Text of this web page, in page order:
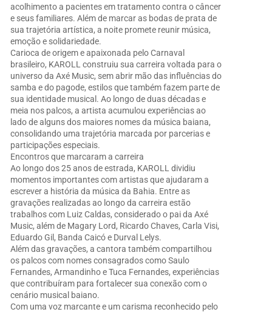
acolhimento a pacientes em tratamento contra o câncer
e seus familiares. Além de marcar as bodas de prata de
sua trajetória artística, a noite promete reunir música,
emoção e solidariedade.
Carioca de origem e apaixonada pelo Carnaval
brasileiro, KAROLL construiu sua carreira voltada para o
universo da Axé Music, sem abrir mão das influências do
samba e do pagode, estilos que também fazem parte de
sua identidade musical. Ao longo de duas décadas e
meia nos palcos, a artista acumulou experiências ao
lado de alguns dos maiores nomes da música baiana,
consolidando uma trajetória marcada por parcerias e
participações especiais.
Encontros que marcaram a carreira
Ao longo dos 25 anos de estrada, KAROLL dividiu
momentos importantes com artistas que ajudaram a
escrever a história da música da Bahia. Entre as
gravações realizadas ao longo da carreira estão
trabalhos com Luiz Caldas, considerado o pai da Axé
Music, além de Magary Lord, Ricardo Chaves, Carla Visi,
Eduardo Gil, Banda Caicó e Durval Lelys.
Além das gravações, a cantora também compartilhou
os palcos com nomes consagrados como Saulo
Fernandes, Armandinho e Tuca Fernandes, experiências
que contribuíram para fortalecer sua conexão com o
cenário musical baiano.
Com uma voz marcante e um carisma reconhecido pelo